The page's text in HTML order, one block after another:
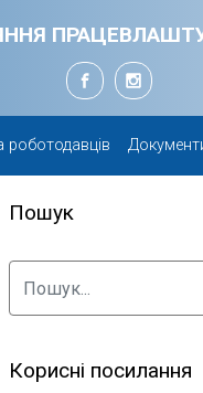
роботодавців
Пошук
Корисні посилання